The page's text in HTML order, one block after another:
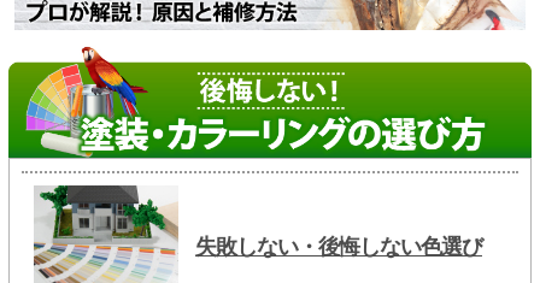
失敗しない・後悔しない色選び